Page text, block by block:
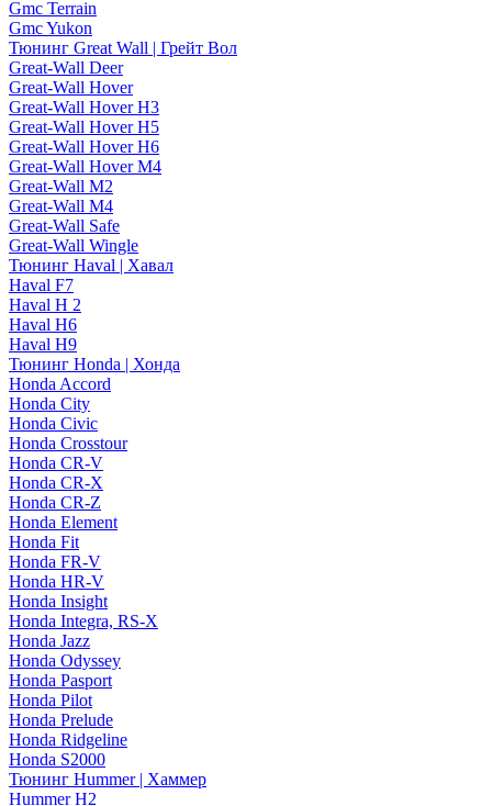
Gmc Terrain
Gmc Yukon
Тюнинг Great Wall | Грейт Вол
Great-Wall Deer
Great-Wall Hover
Great-Wall Hover H3
Great-Wall Hover H5
Great-Wall Hover H6
Great-Wall Hover M4
Great-Wall M2
Great-Wall M4
Great-Wall Safe
Great-Wall Wingle
Тюнинг Haval | Хавал
Haval F7
Haval H 2
Haval H6
Haval H9
Тюнинг Honda | Хонда
Honda Accord
Honda City
Honda Civic
Honda Crosstour
Honda CR-V
Honda CR-X
Honda CR-Z
Honda Element
Honda Fit
Honda FR-V
Honda HR-V
Honda Insight
Honda Integra, RS-X
Honda Jazz
Honda Odyssey
Honda Pasport
Honda Pilot
Honda Prelude
Honda Ridgeline
Honda S2000
Тюнинг Hummer | Хаммер
Hummer H2